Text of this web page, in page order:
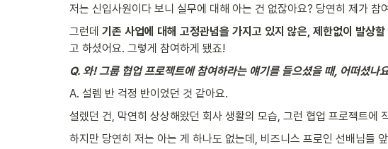
저는 신입사원이다 보니 실무에 대해 아는 건 없잖아요? 당연히 제가 참
그런데 기존 사업에 대해 고정관념을 가지고 있지 않은, 제한없이 발상
고 하셨어요. 그렇게 참여하게 됐죠!
Q. 와! 그룹 협업 프로젝트에 참여하라는 얘기를 들으셨을 때, 어떠셨나
A. 설렘 반 걱정 반이었던 것 같아요.
설렜던 건, 막연히 상상해왔던 회사 생활의 모습, 그런 협업 프로젝트에
하지만 당연히 저는 아는 게 하나도 없는데, 비즈니스 프로인 선배님들